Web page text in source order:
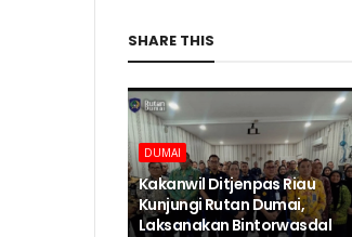
SHARE THIS
DUMAI
Kakanwil Ditjenpas Riau
Kunjungi Rutan Dumai,
Laksanakan Bintorwasdal